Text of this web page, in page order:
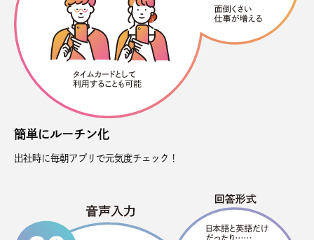
簡単にルーチン化
出社時に毎朝アプリで元気度チェック！